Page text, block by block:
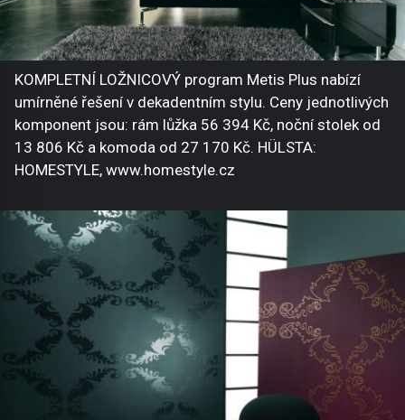
KOMPLETNÍ LOŽNICOVÝ program Metis Plus nabízí
umírněné řešení v dekadentním stylu. Ceny jednotlivých
komponent jsou: rám lůžka 56 394 Kč, noční stolek od
13 806 Kč a komoda od 27 170 Kč. HÜLSTA:
HOMESTYLE, www.homestyle.cz